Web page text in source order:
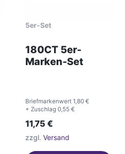
5er-Set
180CT 5er-
Marken-Set
Briefmarkenwert 1,80 €
+ Zuschlag 0,55 €
11,75 €
zzgl. Versand